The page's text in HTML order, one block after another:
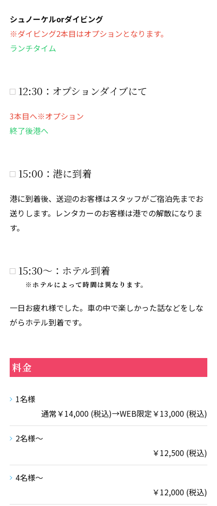
シュノーケルorダイビング
※ダイビング2本目はオプションとなります。
ランチタイム
12:30：オプションダイブにて
3本目へ※オプション
終了後港へ
15:00：港に到着
港に到着後、送迎のお客様はスタッフがご宿泊先までお
送りします。レンタカーのお客様は港での解散になりま
す。
15:30～：ホテル到着
※ホテルによって時間は異なります。
一日お疲れ様でした。車の中で楽しかった話などをしな
がらホテル到着です。
料金
1名様
通常￥14,000 (税込)→WEB限定￥13,000 (税込)
2名様〜
￥12,500 (税込)
4名様〜
￥12,000 (税込)